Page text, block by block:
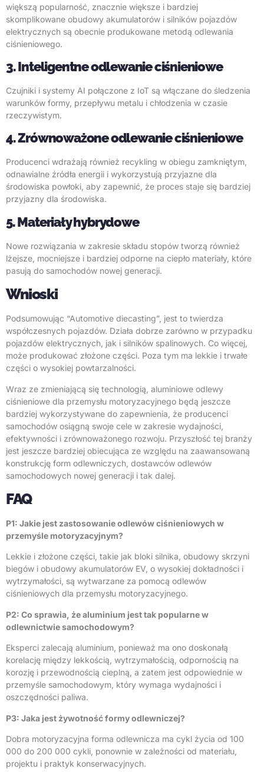
większą popularność, znacznie większe i bardziej
skomplikowane obudowy akumulatorów i silników pojazdów
elektrycznych są obecnie produkowane metodą odlewania
ciśnieniowego.
3. Inteligentne odlewanie ciśnieniowe
Czujniki i systemy AI połączone z IoT są włączane do śledzenia
warunków formy, przepływu metalu i chłodzenia w czasie
rzeczywistym.
4. Zrównoważone odlewanie ciśnieniowe
Producenci wdrażają również recykling w obiegu zamkniętym,
odnawialne źródła energii i wykorzystują przyjazne dla
środowiska powłoki, aby zapewnić, że proces staje się bardziej
przyjazny dla środowiska.
5. Materiały hybrydowe
Nowe rozwiązania w zakresie składu stopów tworzą również
lżejsze, mocniejsze i bardziej odporne na ciepło materiały, które
pasują do samochodów nowej generacji.
Wnioski
Podsumowując “Automotive diecasting”, jest to twierdza
współczesnych pojazdów. Działa dobrze zarówno w przypadku
pojazdów elektrycznych, jak i silników spalinowych. Co więcej,
może produkować złożone części. Poza tym ma lekkie i trwałe
części o wysokiej powtarzalności.
Wraz ze zmieniającą się technologią, aluminiowe odlewy
ciśnieniowe dla przemysłu motoryzacyjnego będą jeszcze
bardziej wykorzystywane do zapewnienia, że producenci
samochodów osiągną swoje cele w zakresie wydajności,
efektywności i zrównoważonego rozwoju. Przyszłość tej branży
jest jeszcze bardziej obiecująca ze względu na zaawansowaną
konstrukcję form odlewniczych, dostawców odlewów
samochodowych nowej generacji i tak dalej.
FAQ
P1: Jakie jest zastosowanie odlewów ciśnieniowych w
przemyśle motoryzacyjnym?
Lekkie i złożone części, takie jak bloki silnika, obudowy skrzyni
biegów i obudowy akumulatorów EV, o wysokiej dokładności i
wytrzymałości, są wytwarzane za pomocą odlewów
ciśnieniowych dla przemysłu motoryzacyjnego.
P2: Co sprawia, że aluminium jest tak popularne w
odlewnictwie samochodowym?
Eksperci zalecają aluminium, ponieważ ma ono doskonałą
korelację między lekkością, wytrzymałością, odpornością na
korozję i przewodnością cieplną, a zatem jest odpowiednie w
przemyśle samochodowym, który wymaga wydajności i
oszczędności paliwa.
P3: Jaka jest żywotność formy odlewniczej?
Dobra motoryzacyjna forma odlewnicza ma cykl życia od 100
000 do 200 000 cykli, ponownie w zależności od materiału,
projektu i praktyk konserwacyjnych.